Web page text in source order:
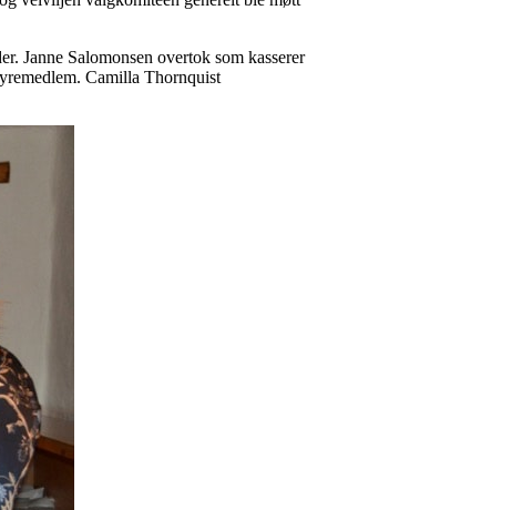
Janne Salomonsen overtok som kasserer
Camilla Thornquist